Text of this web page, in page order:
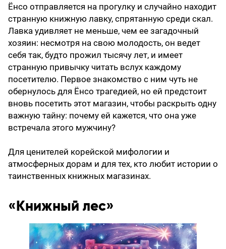
Ёнсо отправляется на прогулку и случайно находит
странную книжную лавку, спрятанную среди скал.
Лавка удивляет не меньше, чем ее загадочный
хозяин: несмотря на свою молодость, он ведет
себя так, будто прожил тысячу лет, и имеет
странную привычку читать вслух каждому
посетителю. Первое знакомство с ним чуть не
обернулось для Ёнсо трагедией, но ей предстоит
вновь посетить этот магазин, чтобы раскрыть одну
важную тайну: почему ей кажется, что она уже
встречала этого мужчину?
Для ценителей корейской мифологии и
атмосферных дорам и для тех, кто любит истории о
таинственных книжных магазинах.
«Книжный лес»